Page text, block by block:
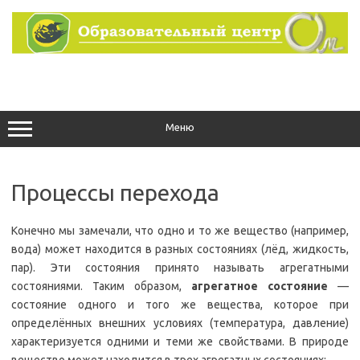
содержимому
Меню
Процессы перехода
Конечно мы замечали, что одно и то же вещество (например,
вода) может находится в разных состояниях (лёд, жидкость,
пар). Эти состояния принято называть агрегатными
состояниями. Таким образом, агрегатное состояние —
состояние одного и того же вещества, которое при
определённых внешних условиях (температура, давление)
характеризуется одними и теми же свойствами. В природе